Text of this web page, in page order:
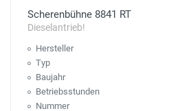
Scherenbühne 8841 RT
Dieselantrieb!
Hersteller
Typ
Baujahr
Betriebsstunden
Nummer